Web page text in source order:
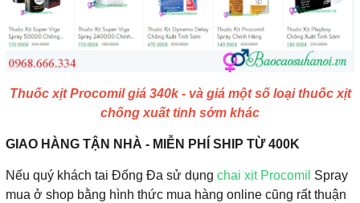
Thuốc xịt Procomil giá 340k - và giá một số loại thuốc xịt
chống xuất tinh sớm khác
GIAO HÀNG TẬN NHÀ - MIỄN PHÍ SHIP TỪ 400K
Nếu quý khách tai Đống Đa sử dụng chai xịt Procomil Spray
mua ở shop bằng hình thức mua hàng online cũng rất thuận